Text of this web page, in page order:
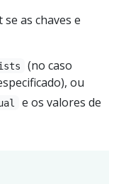
as chaves e
(no caso
ou
e os valores de